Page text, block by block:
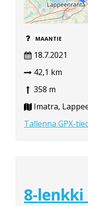
MAANTIE
18.7.2021
42,1 km
358 m
Imatra,
Tallenna GPX-
8-